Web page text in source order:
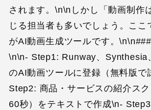
されます。\n\nしかし「動画制作
じる担当者も多いでしょう。ここ
がAI動画生成ツールです。\n\n###
\n\n- Step1: Runway、Synthesia
のAI動画ツールに登録（無料版で
Step2: 商品・サービスの紹介ス
60秒）をテキストで作成\n-